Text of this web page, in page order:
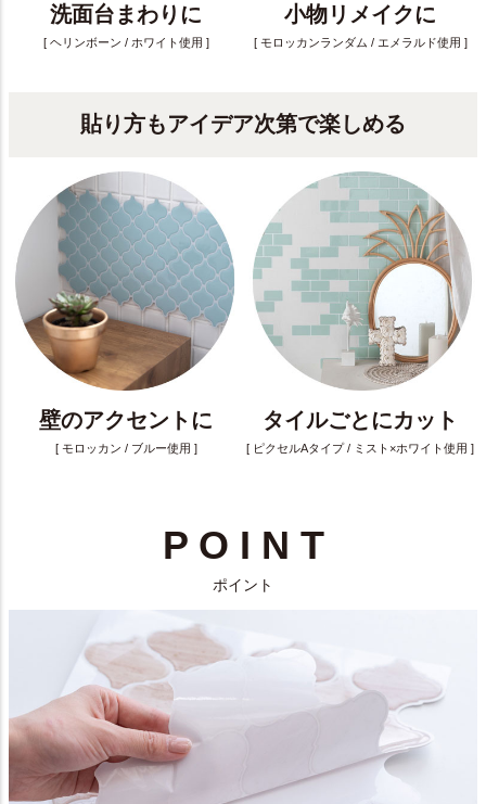
洗面台まわりに 小物リメイクに
[ ヘリンボーン / ホワイト使用 ] [ モロッカンランダム / エメラルド使用 ]
貼り方もアイデア次第で楽しめる
壁のアクセントに タイルごとにカット
[ モロッカン / ブルー使用 ] [ ピクセルAタイプ / ミスト×ホワイト使用 ]
P O I N T
ポイント